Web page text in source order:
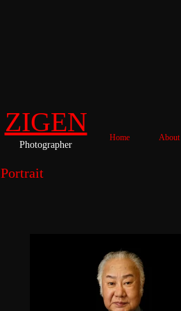
ZIGEN
Photographer
Home About
Portrait